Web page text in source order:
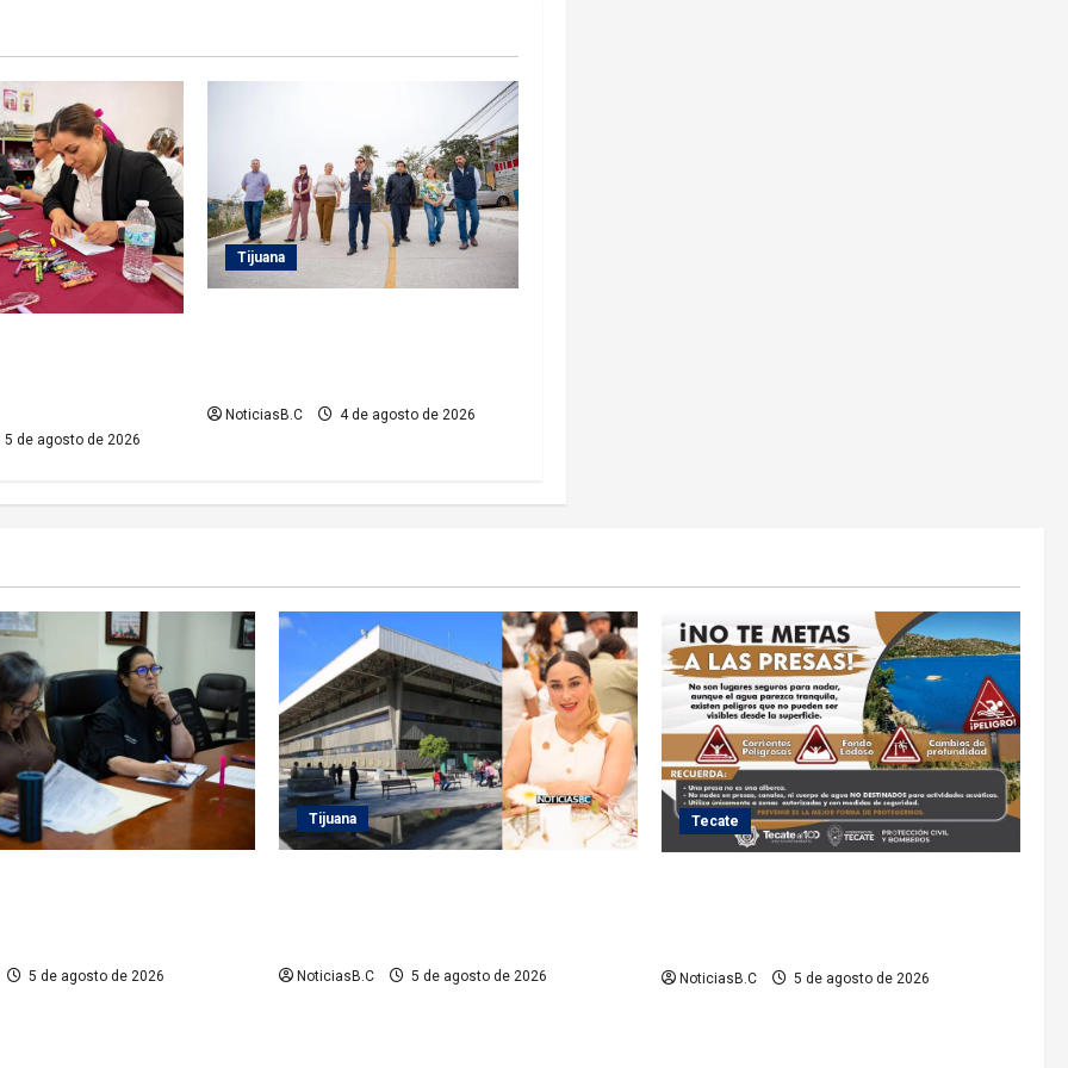
5 de agosto de 2026
Tijuana
NoticiasB.C 4 de agosto de 2026
5 de agosto de 2026
Tijuana
NoticiasB.C 5 de agosto de 2026
Tecate
NoticiasB.C 5 de agosto de 2026